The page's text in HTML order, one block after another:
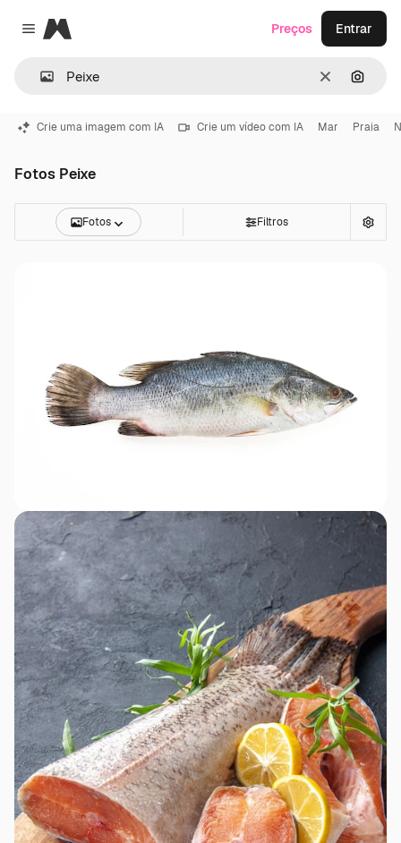
Close menu
Magnific
Limpar
Preços Entrar
Crie uma imagem com IA Crie um vídeo com IA Mar Praia
Fotos Peixe
Fotos Filtros